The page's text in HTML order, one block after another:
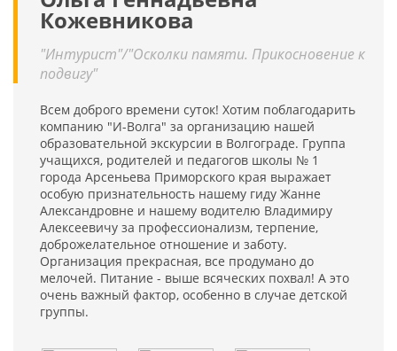
Кожевникова
"Интурист"/"Осколки памяти. Прикосновение к
подвигу"
Всем доброго времени суток! Хотим поблагодарить
компанию "И-Волга" за организацию нашей
образовательной экскурсии в Волгограде. Группа
учащихся, родителей и педагогов школы № 1
города Арсеньева Приморского края выражает
особую признательность нашему гиду Жанне
Александровне и нашему водителю Владимиру
Алексеевичу за профессионализм, терпение,
доброжелательное отношение и заботу.
Организация прекрасная, все продумано до
мелочей. Питание - выше всяческих похвал! А это
очень важный фактор, особенно в случае детской
группы.